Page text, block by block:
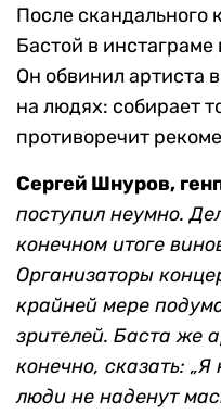
После скандального
Бастой в
Он обвинил артиста
на людях: собирает
противоречит
Сергей Шнуров,
поступил неумно.
конечном итоге
Организаторы
крайней мере
зрителей. Баста же
конечно, сказать:
люди не наденут